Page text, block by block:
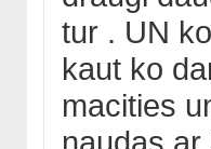
tur . UN
kaut ko
macities